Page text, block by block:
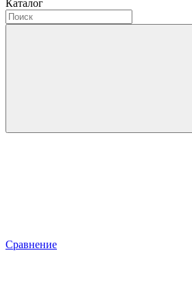
Каталог
Сравнение